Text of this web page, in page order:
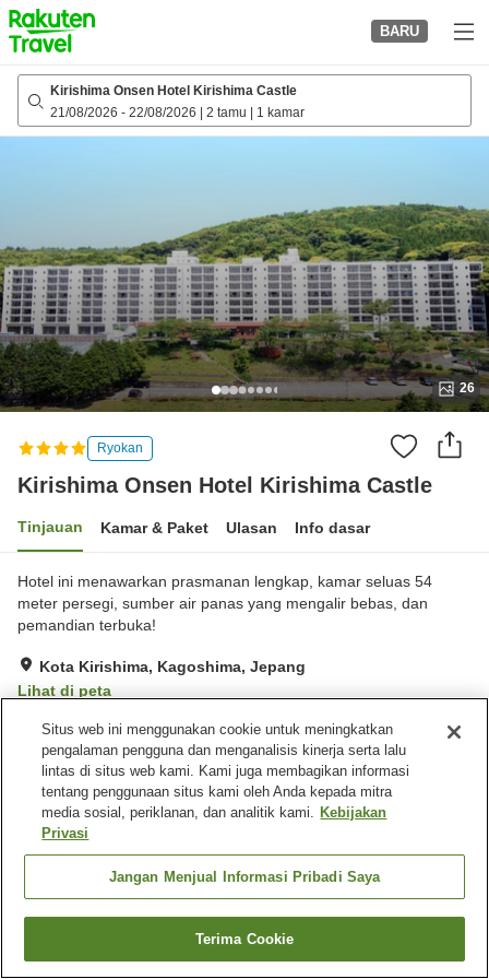
to
top
page
BARU
Kirishima Onsen Hotel Kirishima Castle
21/08/2026 - 22/08/2026 2 tamu 1 kamar
26
Ryokan
Kirishima Onsen Hotel Kirishima Castle
Tinjauan Kamar & Paket Ulasan Info dasar
Hotel ini menawarkan prasmanan lengkap, kamar seluas 54
meter persegi, sumber air panas yang mengalir bebas, dan
pemandian terbuka!
Kota Kirishima, Kagoshima, Jepang
Lihat di peta
Baik Ulasan:231
Fasilitas properti
Tempat parkir
Mandi jet
Sauna
Beranda Jepang Kagoshima
Kota Kirishima
Kirishima Onsen Hotel Kirishima Castle
Cari kamar
Situs web ini menggunakan cookie untuk meningkatkan
pengalaman pengguna dan menganalisis kinerja serta lalu
lintas di situs web kami. Kami juga membagikan informasi
tentang penggunaan situs kami oleh Anda kepada mitra
media sosial, periklanan, dan analitik kami. Kebijakan
Privasi
Jangan Menjual Informasi Pribadi Saya
Terima Cookie